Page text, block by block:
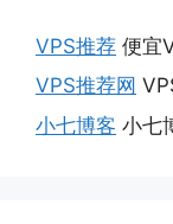
VPS推荐 便宜
VPS推荐网
小七博客 小七